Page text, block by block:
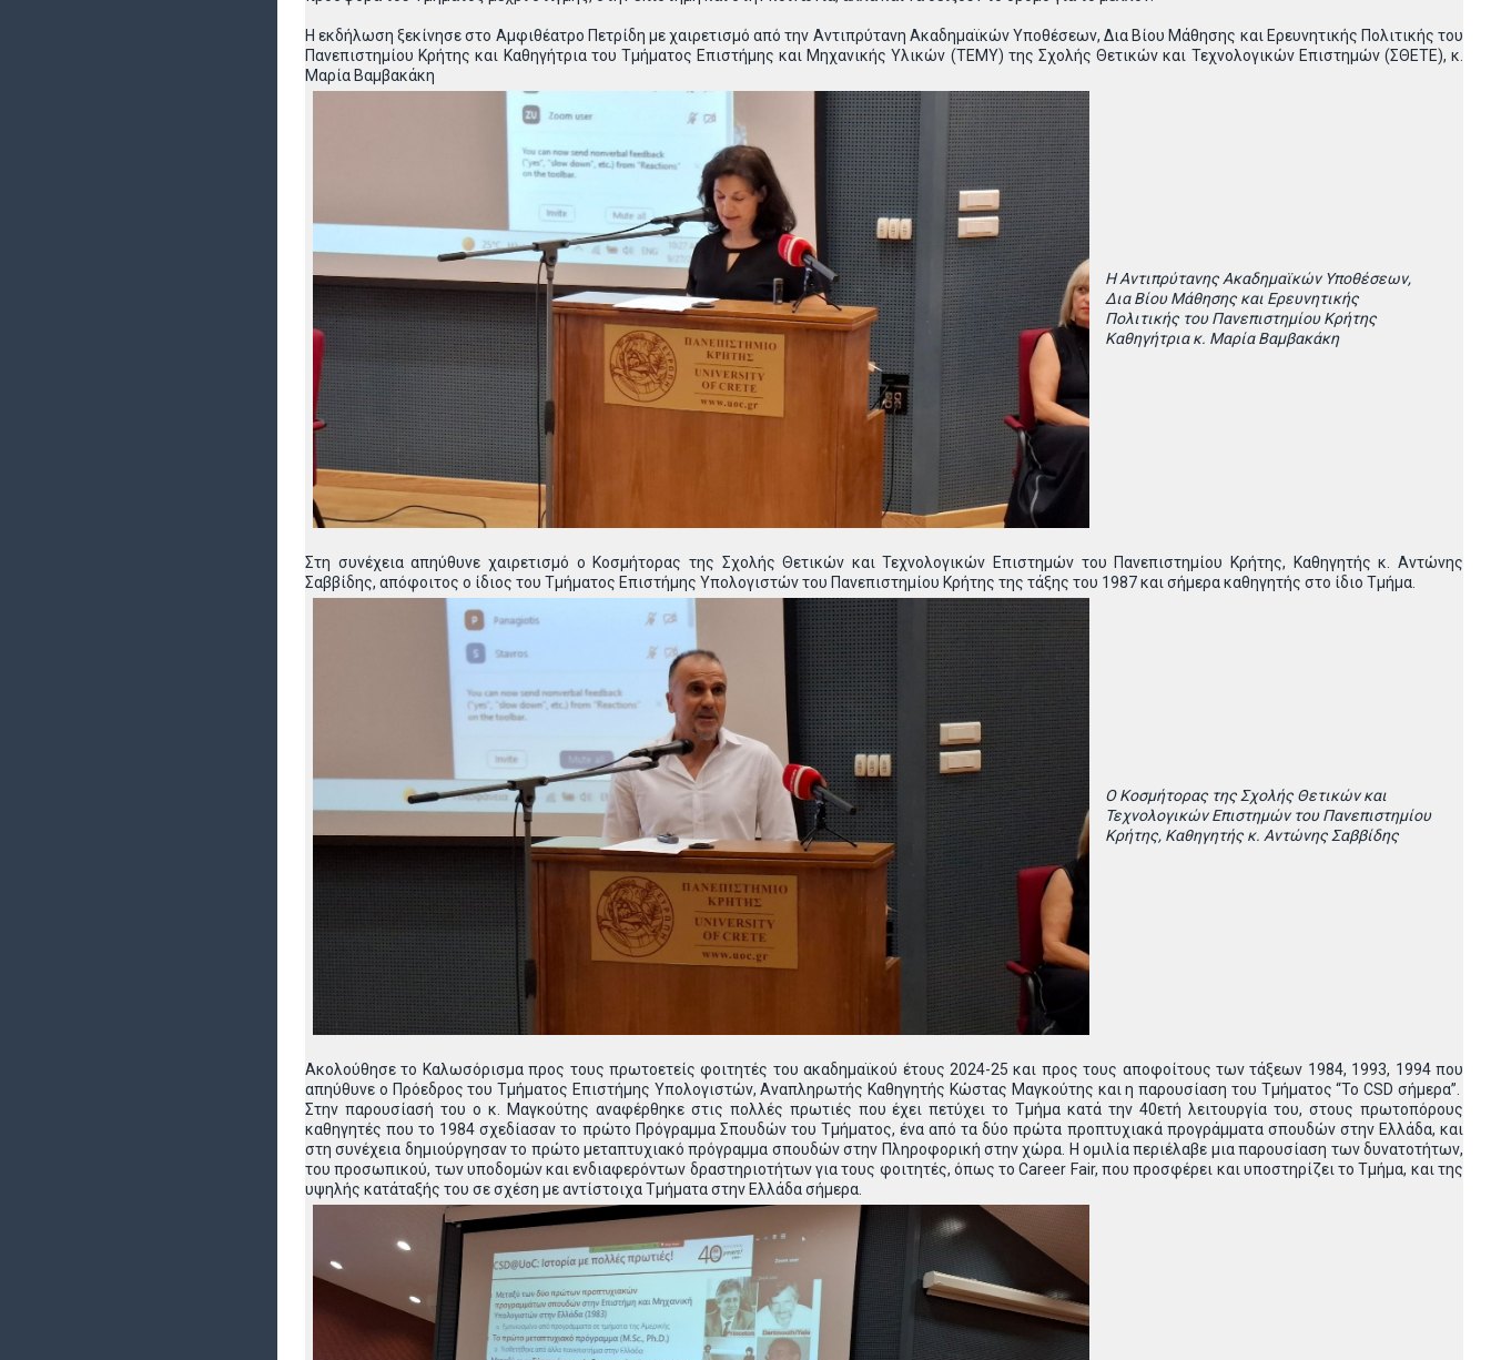
Η εκδήλωση ξεκίνησε στο Αμφιθέατρο Πετρίδη με χαιρετισμό από την Αντιπρύτανη Ακαδημαϊκών Υποθέσεων, Δια Βίου Μάθησης και Ερευνητικής Πολιτικής του
Πανεπιστημίου Κρήτης και Καθηγήτρια του Τμήματος Επιστήμης και Μηχανικής Υλικών (ΤΕΜΥ) της Σχολής Θετικών και Τεχνολογικών Επιστημών (ΣΘΕΤΕ), κ.
Μαρία Βαμβακάκη
Η Αντιπρύτανης Ακαδημαϊκών Υποθέσεων,
Δια Βίου Μάθησης και Ερευνητικής
Πολιτικής του Πανεπιστημίου Κρήτης
Καθηγήτρια κ. Μαρία Βαμβακάκη
Στη συνέχεια απηύθυνε χαιρετισμό ο Κοσμήτορας της Σχολής Θετικών και Τεχνολογικών Επιστημών του Πανεπιστημίου Κρήτης, Καθηγητής κ. Αντώνης
Σαββίδης, απόφοιτος ο ίδιος του Τμήματος Επιστήμης Υπολογιστών του Πανεπιστημίου Κρήτης της τάξης του 1987 και σήμερα καθηγητής στο ίδιο Τμήμα.
Ο Κοσμήτορας της Σχολής Θετικών και
Τεχνολογικών Επιστημών του Πανεπιστημίου
Κρήτης, Καθηγητής κ. Αντώνης Σαββίδης
Ακολούθησε το Καλωσόρισμα προς τους πρωτοετείς φοιτητές του ακαδημαϊκού έτους 2024-25 και προς τους αποφοίτους των τάξεων 1984, 1993, 1994 που
απηύθυνε ο Πρόεδρος του Τμήματος Επιστήμης Υπολογιστών, Αναπληρωτής Καθηγητής Κώστας Μαγκούτης και η παρουσίαση του Τμήματος “Το CSD σήμερα”.
Στην παρουσίασή του ο κ. Μαγκούτης αναφέρθηκε στις πολλές πρωτιές που έχει πετύχει το Τμήμα κατά την 40ετή λειτουργία του, στους πρωτοπόρους
καθηγητές που το 1984 σχεδίασαν το πρώτο Πρόγραμμα Σπουδών του Τμήματος, ένα από τα δύο πρώτα προπτυχιακά προγράμματα σπουδών στην Ελλάδα, και
στη συνέχεια δημιούργησαν το πρώτο μεταπτυχιακό πρόγραμμα σπουδών στην Πληροφορική στην χώρα. Η ομιλία περιέλαβε μια παρουσίαση των δυνατοτήτων,
του προσωπικού, των υποδομών και ενδιαφερόντων δραστηριοτήτων για τους φοιτητές, όπως το Career Fair, που προσφέρει και υποστηρίζει το Τμήμα, και της
υψηλής κατάταξής του σε σχέση με αντίστοιχα Τμήματα στην Ελλάδα σήμερα.